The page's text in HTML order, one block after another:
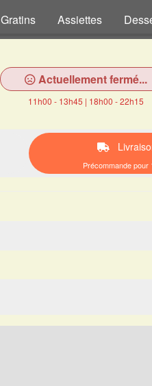
Gratins Assiettes
Actuellement fermé...
11h00 - 13h45 | 18h00 - 22h15
Précommande pour